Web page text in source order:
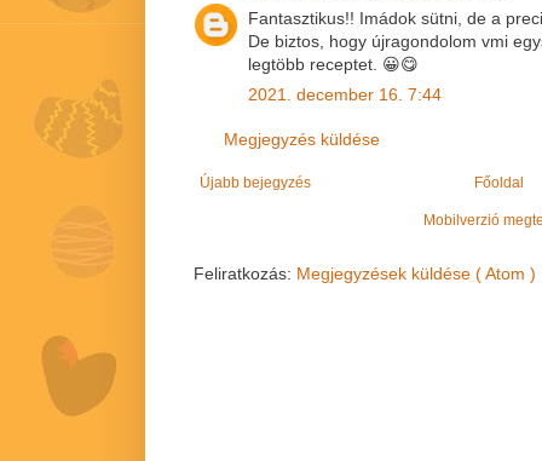
Fantasztikus!! Imádok sütni, de a
De biztos, hogy újragondolom vmi
legtöbb receptet. 😀😋
2021. december 16. 7:44
Megjegyzés küldése
Újabb bejegyzés Főoldal
Mobilverzió
Feliratkozás: Megjegyzések küldése ( Atom )